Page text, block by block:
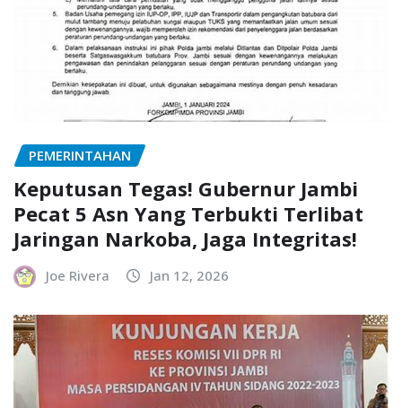
PEMERINTAHAN
Keputusan Tegas! Gubernur Jambi
Pecat 5 Asn Yang Terbukti Terlibat
Jaringan Narkoba, Jaga Integritas!
Joe Rivera Jan 12, 2026